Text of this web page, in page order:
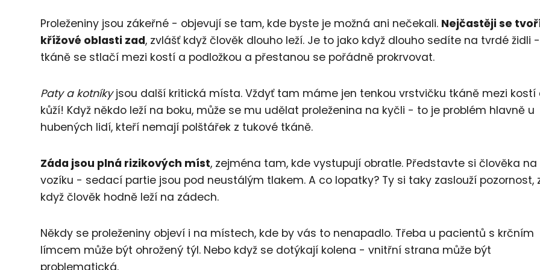
Proleženiny jsou zákeřné - objevují se tam, kde byste je možná ani nečekali. Nejčastěji se
křížové oblasti zad, zvlášť když člověk dlouho leží. Je to jako když dlouho sedíte na tvrdé židli -
tkáně se stlačí mezi kostí a podložkou a přestanou se pořádně prokrvovat.
Paty a kotníkyjsou další kritická místa. Vždyť tam máme jen tenkou vrstvičku tkáně mezi kostí
kůží! Když někdo leží na boku, může se mu udělat proleženina na kyčli - to je problém hlavně u
hubených lidí, kteří nemají polštářek z tukové tkáně.
Záda jsou plná rizikových míst, zejména tam, kde vystupují obratle. Představte si člověka na
vozíku - sedací partie jsou pod neustálým tlakem. A co lopatky? Ty si taky zaslouží pozornost,
když člověk hodně leží na zádech.
Někdy se proleženiny objeví i na místech, kde by vás to nenapadlo. Třeba u pacientů s krčním
límcem může být ohrožený týl. Nebo když se dotýkají kolena - vnitřní strana může být
problematická.